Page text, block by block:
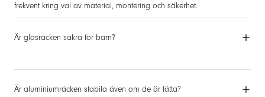
frekvent kring val av material, montering och säkerhet.
Är glasräcken säkra för barn?
Är aluminiumräcken stabila även om de är lätta?